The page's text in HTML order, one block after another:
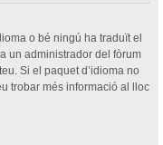
o bé ningú ha traduït el
un administrador del fòrum
Si el paquet d’idioma no
trobar més informació al lloc